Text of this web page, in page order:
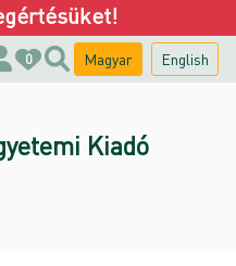
0 Magyar English
Kiadó